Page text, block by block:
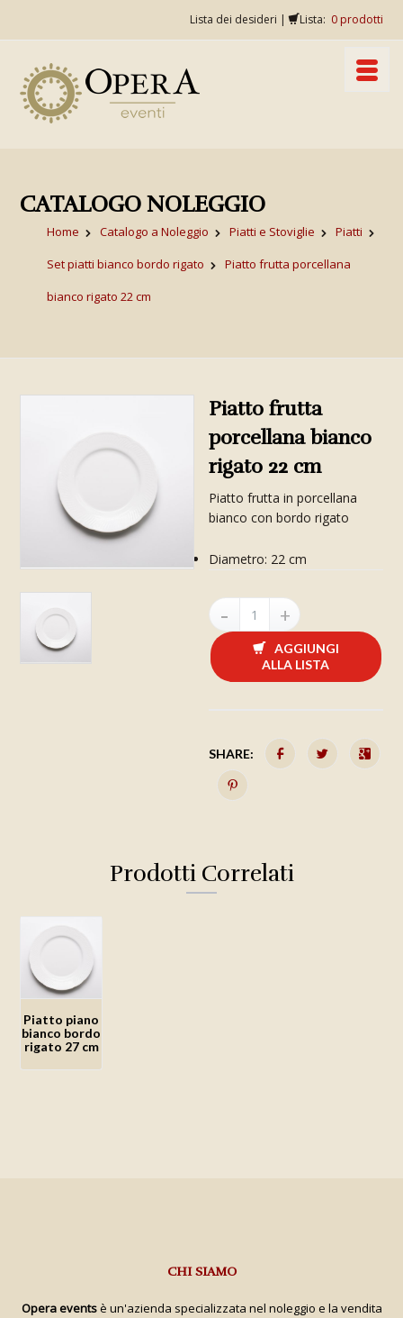
Lista dei desideri | Lista: 0prodotti
CATALOGO NOLEGGIO
Home Catalogo a Noleggio Piatti e Stoviglie
Piatti
Set piatti bianco bordo rigato
Piatto frutta porcellana
bianco rigato 22 cm
Piatto frutta
porcellana bianco
rigato 22 cm
Piatto frutta in porcellana
bianco con bordo rigato
Diametro: 22 cm
AGGIUNGI
ALLA LISTA
SHARE:
Prodotti Correlati
Piatto piano
bianco bordo
rigato 27 cm
CHI SIAMO
Opera eventsè un'azienda specializzata nel noleggio e la vendita